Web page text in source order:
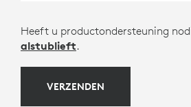
Heeft u productondersteuning
alstublieft.
VERZENDEN